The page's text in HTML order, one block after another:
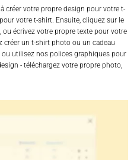
créer votre propre design pour votre t-
votre t-shirt. Ensuite, cliquez sur le
écrivez votre propre texte pour votre
créer un t-shirt photo ou un cadeau
utilisez nos polices graphiques pour
- téléchargez votre propre photo,